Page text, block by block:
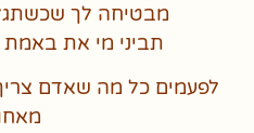
מבטיחה לך
תביני מי את
לפעמים כל מה שאדם